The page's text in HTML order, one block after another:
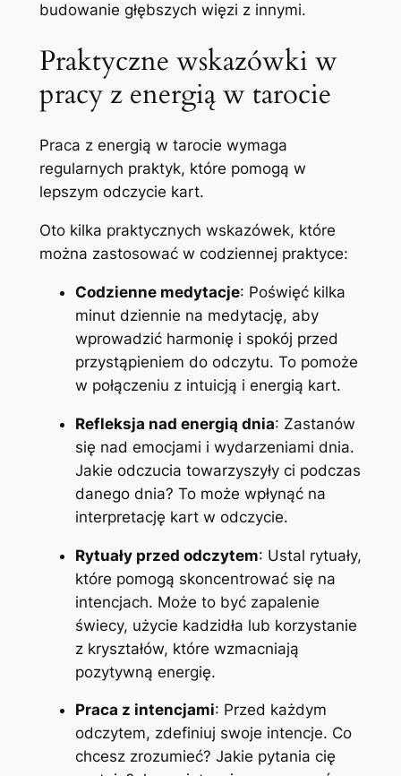
budowanie głębszych więzi z innymi.
Praktyczne wskazówki w
pracy z energią w tarocie
Praca z energią w tarocie wymaga
regularnych praktyk, które pomogą w
lepszym odczycie kart.
Oto kilka praktycznych wskazówek, które
można zastosować w codziennej praktyce:
Codzienne medytacje: Poświęć kilka
minut dziennie na medytację, aby
wprowadzić harmonię i spokój przed
przystąpieniem do odczytu. To pomoże
w połączeniu z intuicją i energią kart.
Refleksja nad energią dnia: Zastanów
się nad emocjami i wydarzeniami dnia.
Jakie odczucia towarzyszyły ci podczas
danego dnia? To może wpłynąć na
interpretację kart w odczycie.
Rytuały przed odczytem: Ustal rytuały,
które pomogą skoncentrować się na
intencjach. Może to być zapalenie
świecy, użycie kadzidła lub korzystanie
z kryształów, które wzmacniają
pozytywną energię.
Praca z intencjami: Przed każdym
odczytem, zdefiniuj swoje intencje. Co
chcesz zrozumieć? Jakie pytania cię